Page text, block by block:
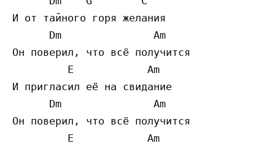
И от тайного горя желания
      Dm               Am
Он поверил, что всё получится
         E            Am
И пригласил её на свидание
      Dm               Am
Он поверил, что всё получится
         E            Am